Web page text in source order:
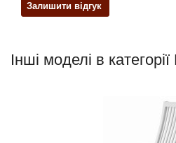
Залишити відгук
Інші моделі в категорії